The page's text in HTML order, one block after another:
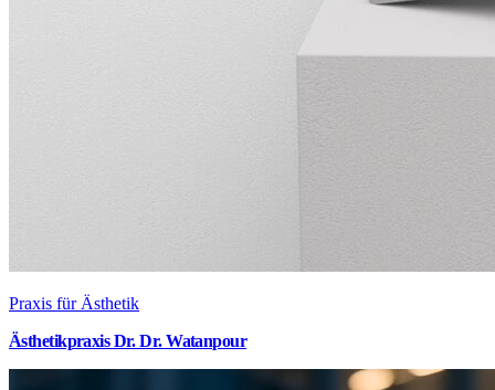
Praxis für Ästhetik
Ästhetikpraxis Dr. Dr. Watanpour